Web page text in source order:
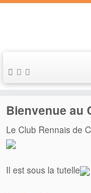
Passer
auAccueil » 2017 »
Bienvenue au
Le Club Rennais de
Il est sous la tutelle